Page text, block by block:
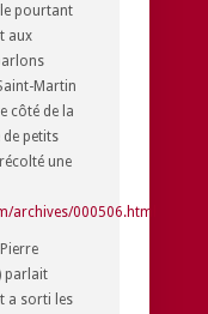
pourtant
aux
Martin
côté de la
de petits
une
archives/000506.html
parlait
a sorti les